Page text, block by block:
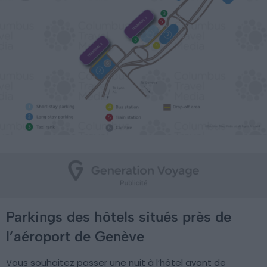
Parkings des hôtels situés près de
l’aéroport de Genève
Vous souhaitez passer une nuit à l’hôtel avant de